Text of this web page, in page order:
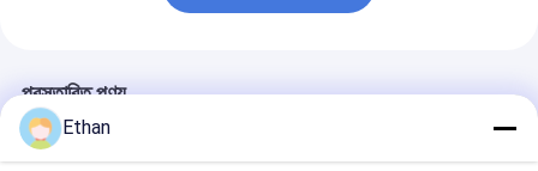
প্রস্তাবিত পণ্য
Ethan